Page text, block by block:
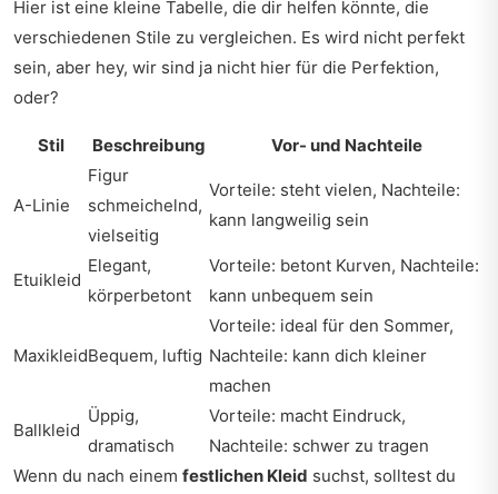
Hier ist eine kleine Tabelle, die dir helfen könnte, die
verschiedenen Stile zu vergleichen. Es wird nicht perfekt
sein, aber hey, wir sind ja nicht hier für die Perfektion,
oder?
Stil Beschreibung Vor- und Nachteile
A-Linie
Figur
schmeichelnd,
vielseitig
Vorteile: steht vielen, Nachteile:
kann langweilig sein
Etuikleid
Elegant,
körperbetont
Vorteile: betont Kurven, Nachteile:
kann unbequem sein
MaxikleidBequem, luftig
Vorteile: ideal für den Sommer,
Nachteile: kann dich kleiner
machen
Ballkleid
Üppig,
dramatisch
Vorteile: macht Eindruck,
Nachteile: schwer zu tragen
Wenn du nach einem festlichen Kleid suchst, solltest du